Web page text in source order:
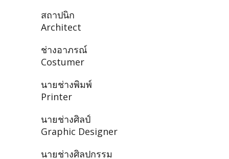
สถาปนิก
Architect
ช่างอาภรณ์
Costumer
นายช่างพิมพ์
Printer
นายช่างศิลป์
Graphic Designer
นายช่างศิลปกรรม